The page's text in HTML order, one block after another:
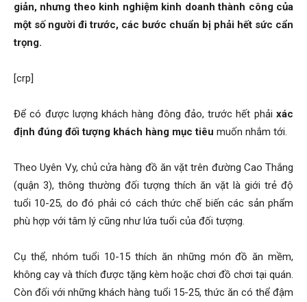
giản, nhưng theo kinh nghiệm kinh doanh thành công của
một số người đi trước, các bước chuẩn bị phải hết sức cẩn
trọng.
[crp]
Để có được lượng khách hàng đông đảo, trước hết phải xác
định đúng đối tượng khách hàng mục tiêu muốn nhắm tới.
Theo Uyên Vy, chủ cửa hàng đồ ăn vặt trên đường Cao Thắng
(quận 3), thông thường đối tượng thích ăn vặt là giới trẻ độ
tuổi 10-25, do đó phải có cách thức chế biến các sản phẩm
phù hợp với tâm lý cũng như lứa tuổi của đối tượng.
Cụ thể, nhóm tuổi 10-15 thích ăn những món đồ ăn mềm,
không cay và thích được tặng kèm hoặc chơi đồ chơi tại quán.
Còn đối với những khách hàng tuổi 15-25, thức ăn có thể đậm